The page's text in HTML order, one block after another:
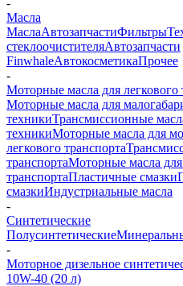
-
Масла
МаслаАвтозапчастиФильтры
стеклоочистителяАвтозапчасти
FinwhaleАвтокосметикаПрочее
-
Моторные масла для легкового
Моторные масла для
техникиТрансмиссионные
техникиМоторные масла для
легкового транспорта
транспортаМоторные масла
транспортаПластичные смазки
смазкиИндустриальные масла
-
Синтетические
Полусинтетические
-
Моторное дизельное
10W-40 (20 л)